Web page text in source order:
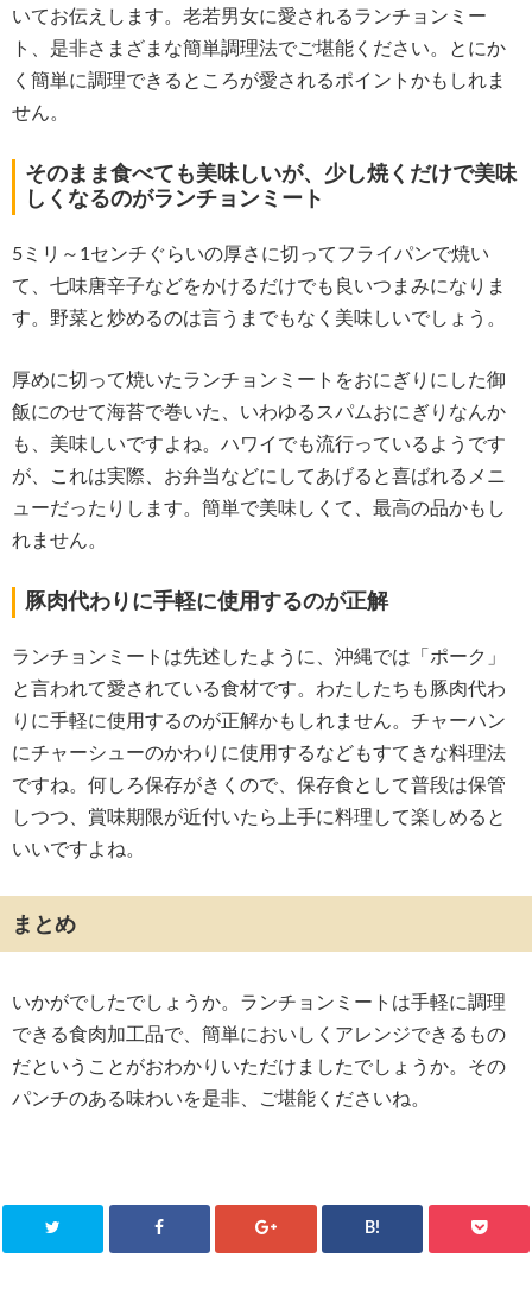
いてお伝えします。老若男女に愛されるランチョンミー
ト、是非さまざまな簡単調理法でご堪能ください。とにか
く簡単に調理できるところが愛されるポイントかもしれま
せん。
そのまま食べても美味しいが、少し焼くだけで美味
しくなるのがランチョンミート
5ミリ～1センチぐらいの厚さに切ってフライパンで焼い
て、七味唐辛子などをかけるだけでも良いつまみになりま
す。野菜と炒めるのは言うまでもなく美味しいでしょう。
厚めに切って焼いたランチョンミートをおにぎりにした御
飯にのせて海苔で巻いた、いわゆるスパムおにぎりなんか
も、美味しいですよね。ハワイでも流行っているようです
が、これは実際、お弁当などにしてあげると喜ばれるメニ
ューだったりします。簡単で美味しくて、最高の品かもし
れません。
豚肉代わりに手軽に使用するのが正解
ランチョンミートは先述したように、沖縄では「ポーク」
と言われて愛されている食材です。わたしたちも豚肉代わ
りに手軽に使用するのが正解かもしれません。チャーハン
にチャーシューのかわりに使用するなどもすてきな料理法
ですね。何しろ保存がきくので、保存食として普段は保管
しつつ、賞味期限が近付いたら上手に料理して楽しめると
いいですよね。
まとめ
いかがでしたでしょうか。ランチョンミートは手軽に調理
できる食肉加工品で、簡単においしくアレンジできるもの
だということがおわかりいただけましたでしょうか。その
パンチのある味わいを是非、ご堪能くださいね。
B!